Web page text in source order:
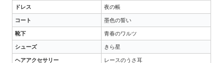
ドレス 夜の帳
コート 墨色の誓い
靴下 青春のワルツ
シューズ きら星
ヘアアクセサリー レースのうさ耳